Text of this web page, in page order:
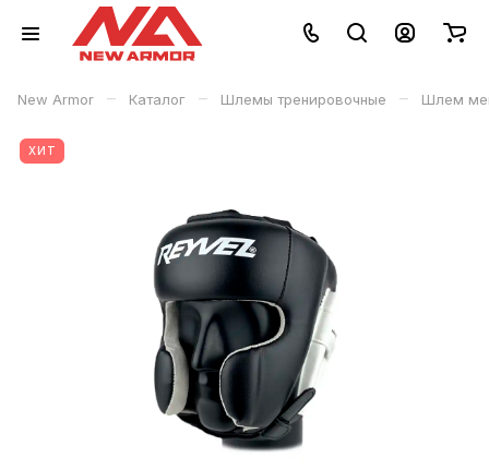
New Armor – Каталог – Шлемы тренировочные – Шлем
ХИТ